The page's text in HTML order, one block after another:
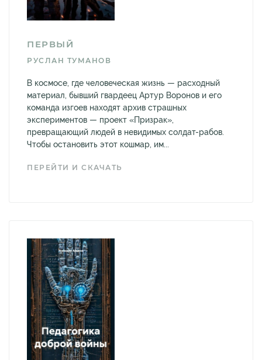
ПЕРВЫЙ
РУСЛАН ТУМАНОВ
В космосе, где человеческая жизнь — расходный
материал, бывший гвардеец Артур Воронов и его
команда изгоев находят архив страшных
экспериментов — проект «Призрак»,
превращающий людей в невидимых солдат-рабов.
Чтобы остановить этот кошмар, им...
ПЕРЕЙТИ И СКАЧАТЬ